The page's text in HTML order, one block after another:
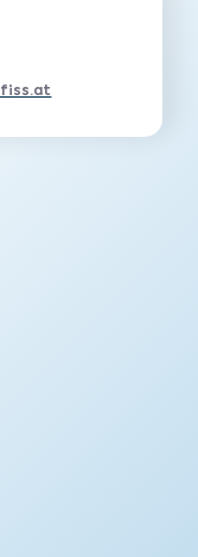
fiss.at